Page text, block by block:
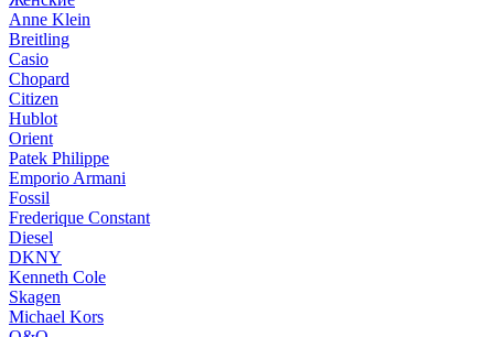
Anne Klein
Breitling
Casio
Chopard
Citizen
Hublot
Orient
Patek Philippe
Emporio Armani
Fossil
Frederique Constant
Diesel
DKNY
Kenneth Cole
Skagen
Michael Kors